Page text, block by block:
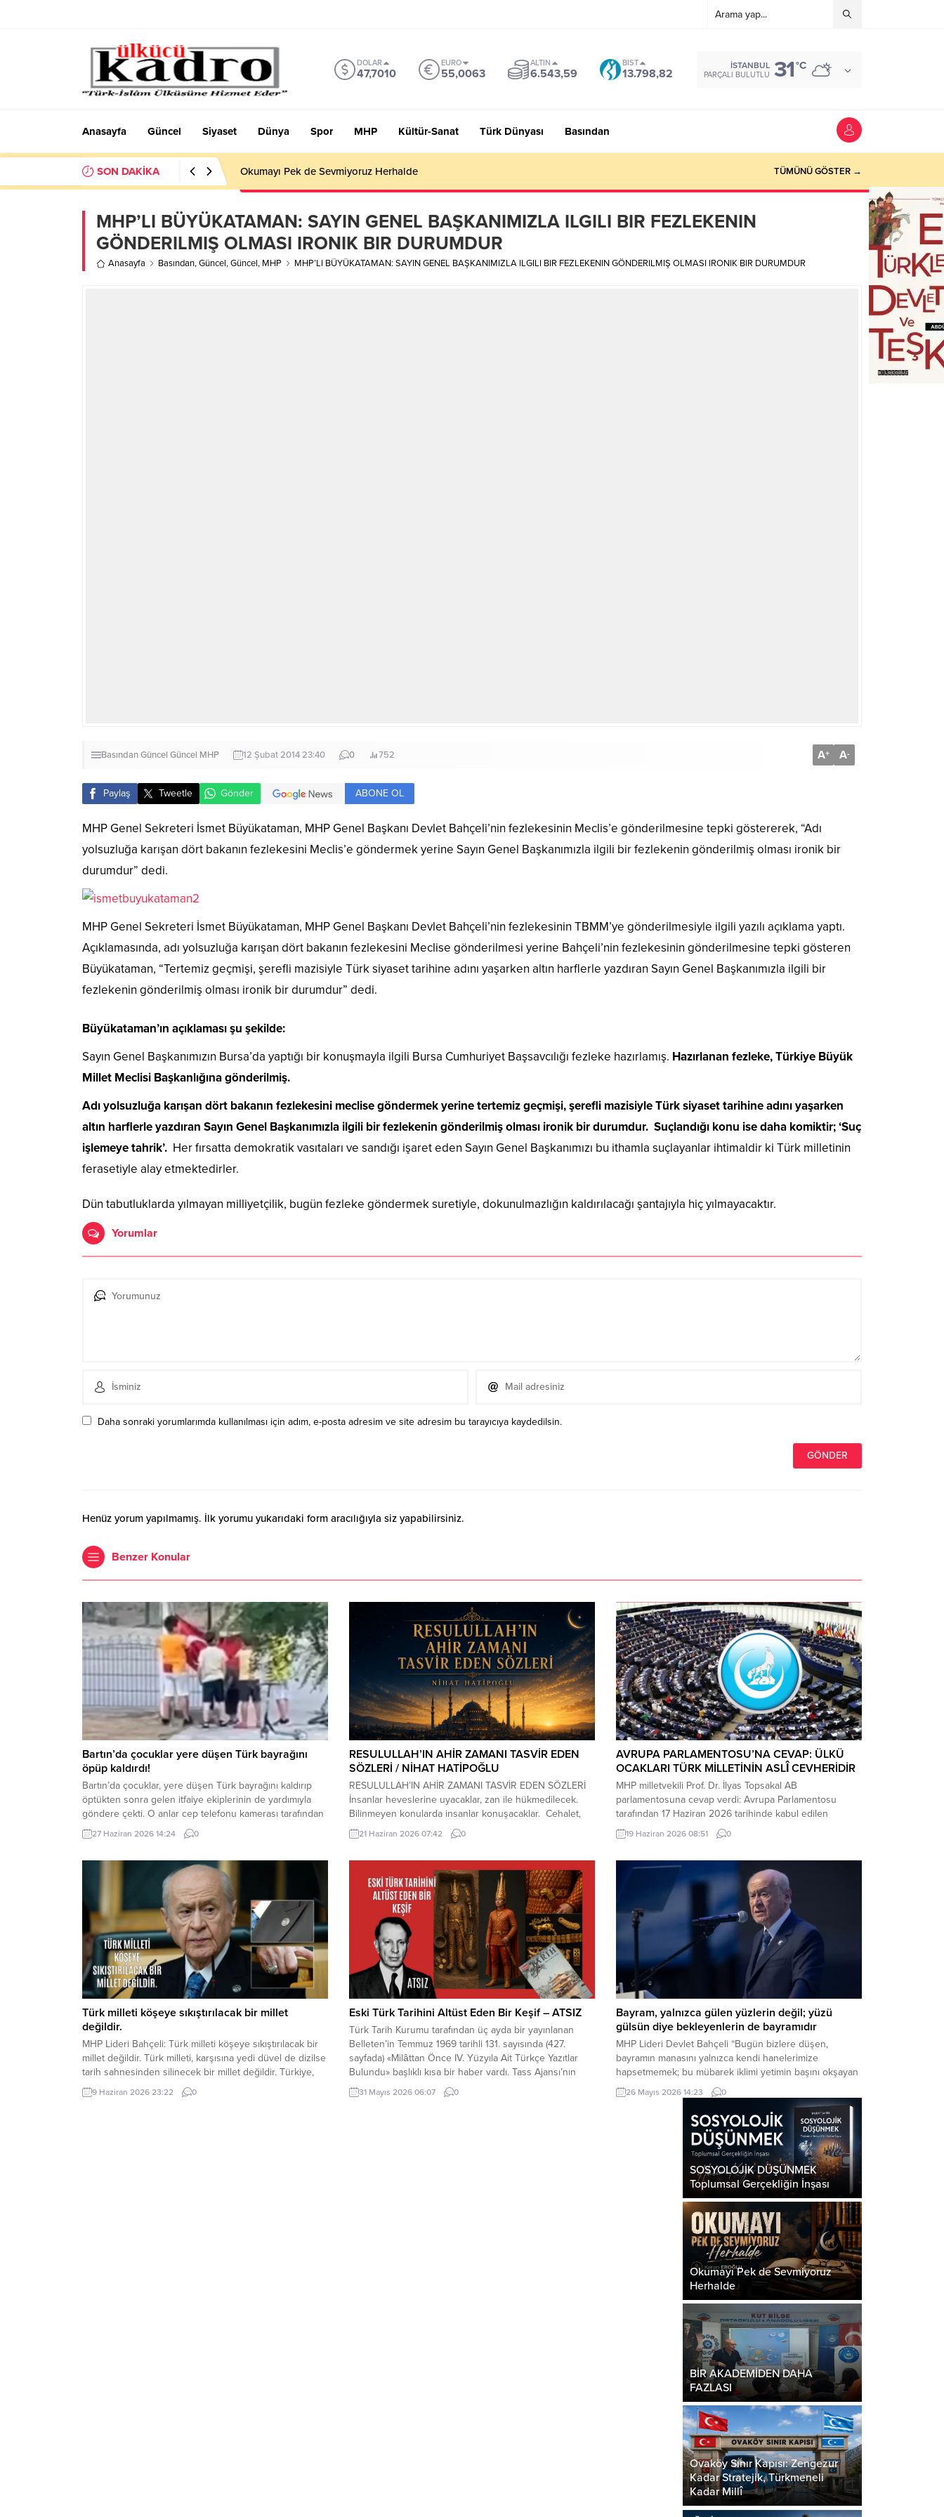
DOLAR
47,7010
EURO
55,0063
ALTIN
6.543,59
BIST
13.798,82
İSTANBUL
PARÇALI BULUTLU 31°C
Anasayfa Güncel Siyaset Dünya Spor MHP Kültür-Sanat Türk Dünyası Basından
SON DAKİKA Okumayı Pek de Sevmiyoruz Herhalde TÜMÜNÜ GÖSTER →
MHP’LI BÜYÜKATAMAN: SAYIN GENEL BAŞKANIMIZLA ILGILI BIR FEZLEKENIN
GÖNDERILMIŞ OLMASI IRONIK BIR DURUMDUR
Anasayfa Basından,Güncel,Güncel, MHP MHP’LI BÜYÜKATAMAN: SAYIN GENEL BAŞKANIMIZLA ILGILI BIR FEZLEKENIN GÖNDERILMIŞ OLMASI IRONIK BIR DURUMDUR
BasındanGüncel Güncel MHP 12 Şubat 2014 23:40 0 752 A+ A-
Paylaş Tweetle Gönder ABONE OL
MHP Genel Sekreteri İsmet Büyükataman, MHP Genel Başkanı Devlet Bahçeli’nin fezlekesinin Meclis’e gönderilmesine tepki göstererek, “Adı
yolsuzluğa karışan dört bakanın fezlekesini Meclis’e göndermek yerine Sayın Genel Başkanımızla ilgili bir fezlekenin gönderilmiş olması ironik bir
durumdur” dedi.
MHP Genel Sekreteri İsmet Büyükataman, MHP Genel Başkanı Devlet Bahçeli’nin fezlekesinin TBMM’ye gönderilmesiyle ilgili yazılı açıklama yaptı.
Açıklamasında, adı yolsuzluğa karışan dört bakanın fezlekesini Meclise gönderilmesi yerine Bahçeli’nin fezlekesinin gönderilmesine tepki gösteren
Büyükataman, “Tertemiz geçmişi, şerefli mazisiyle Türk siyaset tarihine adını yaşarken altın harflerle yazdıran Sayın Genel Başkanımızla ilgili bir
fezlekenin gönderilmiş olması ironik bir durumdur” dedi.
Büyükataman’ın açıklaması şu şekilde:
Sayın Genel Başkanımızın Bursa’da yaptığı bir konuşmayla ilgili Bursa Cumhuriyet Başsavcılığı fezleke hazırlamış. Hazırlanan fezleke, Türkiye Büyük
Millet Meclisi Başkanlığına gönderilmiş.
Adı yolsuzluğa karışan dört bakanın fezlekesini meclise göndermek yerine tertemiz geçmişi, şerefli mazisiyle Türk siyaset tarihine adını yaşarken
altın harflerle yazdıran Sayın Genel Başkanımızla ilgili bir fezlekenin gönderilmiş olması ironik bir durumdur. Suçlandığı konu ise daha komiktir; ‘Suç
işlemeye tahrik’. Her fırsatta demokratik vasıtaları ve sandığı işaret eden Sayın Genel Başkanımızı bu ithamla suçlayanlar ihtimaldir ki Türk milletinin
ferasetiyle alay etmektedirler.
Dün tabutluklarda yılmayan milliyetçilik, bugün fezleke göndermek suretiyle, dokunulmazlığın kaldırılacağı şantajıyla hiç yılmayacaktır.
Yorumlar
Daha sonraki yorumlarımda kullanılması için adım, e-posta adresim ve site adresim bu tarayıcıya kaydedilsin.
Henüz yorum yapılmamış. İlk yorumu yukarıdaki form aracılığıyla siz yapabilirsiniz.
Benzer Konular
Bartın’da çocuklar yere düşen Türk bayrağını
öpüp kaldırdı!
Bartın’da çocuklar, yere düşen Türk bayrağını kaldırıp
öptükten sonra gelen itfaiye ekiplerinin de yardımıyla
göndere çekti. O anlar cep telefonu kamerası tarafından
kaydedildi. Yerden kaldırıp öptüler Kemerköprü
Mahallesi’nde dün akşam saatlerinde Cumhuriyet Parkı
nedeniyle ipinin kopmasıyla yere düştü. Bu sırada parkta
oynayan çocuklar yere...
27 Haziran 2026 14:24 0
RESULULLAH’IN AHİR ZAMANI TASVİR EDEN
SÖZLERİ / NİHAT HATİPOĞLU
RESULULLAH’IN AHİR ZAMANI TASVİR EDEN SÖZLERİ
İnsanlar heveslerine uyacaklar, zan ile hükmedilecek.
Bilinmeyen konularda insanlar konuşacaklar. Cehalet,
dini bilmemek çoğalacak. Çocuk istenmeyecek. Dostluk
azalacak. Dost dosta güvenmeyecek. İnsanlar bir araya
zaman kıyamet yakındır. Kıyamet kopmadan önce
yıldızların etkili olduğuna inanılacak, kader inkâr
edilecek. Kıyamet...
21 Haziran 2026 07:42 0
AVRUPA PARLAMENTOSU’NA CEVAP: ÜLKÜ
OCAKLARI TÜRK MİLLETİNİN ASLÎ CEVHERİDİR
MHP milletvekili Prof. Dr. İlyas Topsakal AB
parlamentosuna cevap verdi: Avrupa Parlamentosu
tarafından 17 Haziran 2026 tarihinde kabul edilen
Türkiye Raporu, teknik bir ilerleme belgesi olmaktan
ziyade, Türkiye-AB ilişkilerinin gerilimli fay hatlarını
alan bir siyasi pozisyon belgesi niteliğindedir. Raporun
içeriği, Türkiye’nin iç siyasi dengelerine...
19 Haziran 2026 08:51 0
Türk milleti köşeye sıkıştırılacak bir millet
değildir.
MHP Lideri Bahçeli: Türk milleti köşeye sıkıştırılacak bir
millet değildir. Türk milleti, karşısına yedi düvel de dizilse
tarih sahnesinden silinecek bir millet değildir. Türkiye,
ham hayaller kurulup çizilen haritaların kenarına
sıkıştırılacak, eline bir avuç toprak verilip denizlerinden
9 Haziran 2026 23:22 0
Eski Türk Tarihini Altüst Eden Bir Keşif – ATSIZ
Türk Tarih Kurumu tarafından üç ayda bir yayınlanan
Belleten’in Temmuz 1969 tarihli 131. sayısında (427.
sayfada) «Milâttan Önce IV. Yüzyıla Ait Türkçe Yazıtlar
Bulundu» başlıklı kısa bir haber vardı. Tass Ajansı’nın
Alma Ata kaynaklı bir haberinde, bu yazıtlarda yapılan
incelemelere göre, bunların Milât’tan Önce IV. Yüzyılda
31 Mayıs 2026 06:07 0
Bayram, yalnızca gülen yüzlerin değil; yüzü
gülsün diye bekleyenlerin de bayramıdır
MHP Lideri Devlet Bahçeli “Bugün bizlere düşen,
bayramın manasını yalnızca kendi hanelerimize
hapsetmemek; bu mübarek iklimi yetimin başını okşayan
ele, yoksulun sofrasına uzanan lokmaya, yaşlının duasını
alan güler yüze, yalnızın kapısını çalan muhabbete
dönüştürmektir. Çünkü bayram, yalnızca gülen yüzlerin
değil; yüzü gülsün diye bekleyenlerin de bayramıdır.
Bayram, yalnızca varlık içinde...
26 Mayıs 2026 14:23 0
SOSYOLOJİK DÜŞÜNMEK
Toplumsal Gerçekliğin İnşası
Okumayı Pek de Sevmiyoruz
Herhalde
BİR AKADEMİDEN DAHA
FAZLASI
Ovaköy Sınır Kapısı: Zengezur
Kadar Stratejik, Türkmeneli
Kadar Millî